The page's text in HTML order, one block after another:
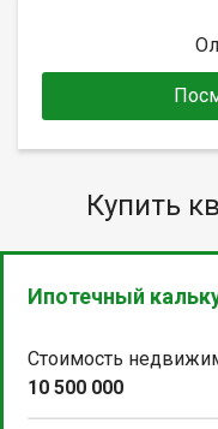
Купить
Ипотечный
Стоимость
10 500 000